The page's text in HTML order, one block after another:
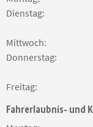
Dienstag:
Mittwoch:
Donnerstag:
Freitag:
Fahrerlaubnis- und